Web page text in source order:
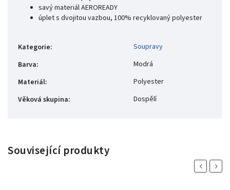
savý materiál AEROREADY
úplet s dvojitou vazbou, 100% recyklovaný polyester
Kategorie:
Soupravy
Barva:
Modrá
Materiál:
Polyester
Věková skupina: Dospělí
Související produkty
PreviousNext